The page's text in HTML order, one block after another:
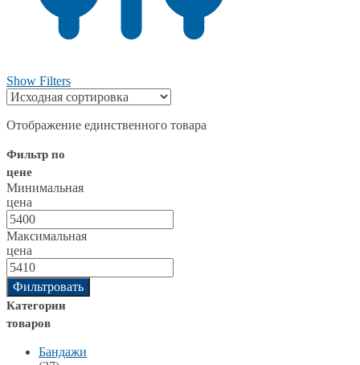
Show Filters
Отображение единственного товара
Фильтр по
цене
Минимальная
цена
Максимальная
цена
Фильтровать
Категории
товаров
Бандажи